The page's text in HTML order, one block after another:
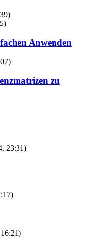
Anwenden
zu
23:31)